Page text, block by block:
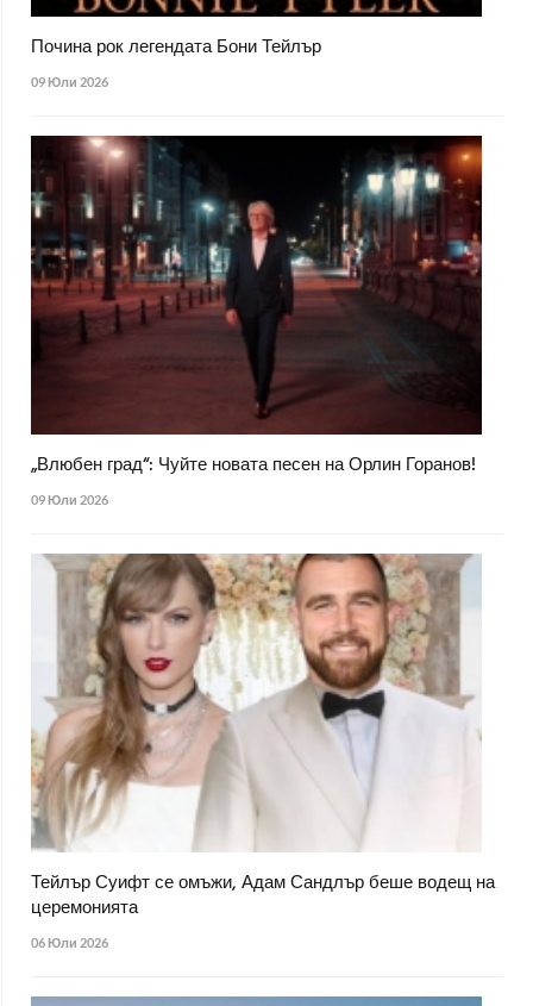
Почина рок легендата Бони Тейлър
09 Юли 2026
„Влюбен град“: Чуйте новата песен на Орлин Горанов!
09 Юли 2026
Тейлър Суифт се омъжи, Адам Сандлър беше водещ на
церемонията
06 Юли 2026